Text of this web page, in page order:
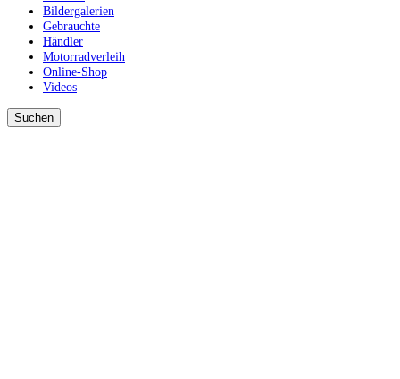
Bildergalerien
Gebrauchte
Händler
Motorradverleih
Online-Shop
Videos
Suchen